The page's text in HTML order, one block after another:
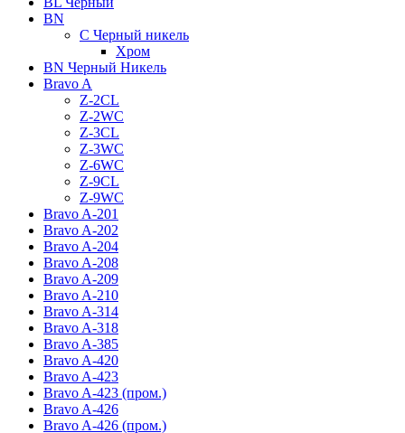
BN
C Черный никель
Хром
BN Черный Никель
Bravo A
Z-2CL
Z-2WC
Z-3CL
Z-3WC
Z-6WC
Z-9CL
Z-9WC
Bravo A-201
Bravo A-202
Bravo A-204
Bravo A-208
Bravo A-209
Bravo A-210
Bravo A-314
Bravo A-318
Bravo A-385
Bravo A-420
Bravo A-423
Bravo A-423 (пром.)
Bravo A-426
Bravo A-426 (пром.)